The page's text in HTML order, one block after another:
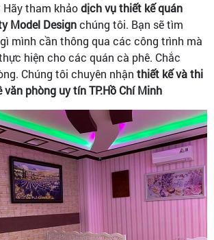
Hãy tham khảodịch vụ thiết kế quán
Model Designchúng tôi. Bạn sẽ tìm
mình cần thông qua các công trình mà
hiện cho các quán cà phê. Chắc
Chúng tôi chuyên nhận thiết kế và thi
phòng uy tín TP.Hồ Chí Minh